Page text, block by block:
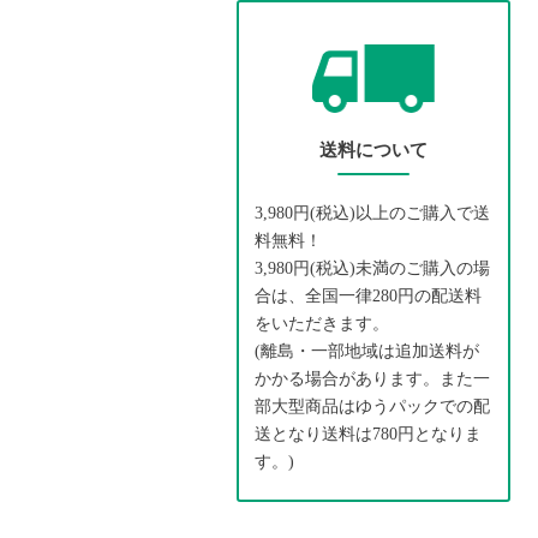
送料について
3,980円(税込)以上のご購入で送
料無料！
3,980円(税込)未満のご購入の場
合は、全国一律280円の配送料
をいただきます。
(離島・一部地域は追加送料が
かかる場合があります。また一
部大型商品はゆうパックでの配
送となり送料は780円となりま
す。)